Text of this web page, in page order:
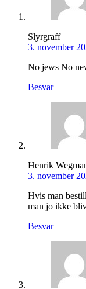
Slyrgraff
3. november
No jews No
Besvar
Henrik
3. november
Hvis man
man jo ikke
Besvar